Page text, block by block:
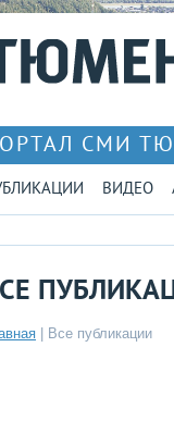
СМИ
ВИДЕО
Все публикации